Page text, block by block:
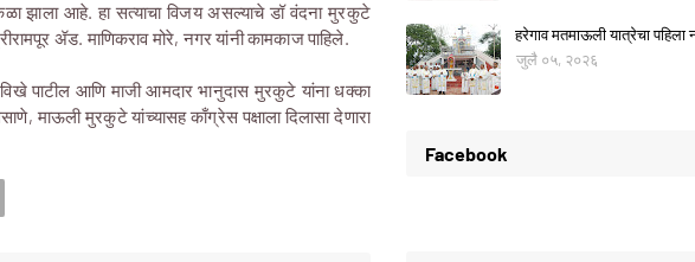
झाला आहे. हा सत्याचा विजय असल्याचे डॉ वंदना मुरकुटे
ॲड. माणिकराव मोरे, नगर यांनी कामकाज पाहिले.
विखे पाटील आणि माजी आमदार भानुदास मुरकुटे यांना धक्का
माऊली मुरकुटे यांच्यासह काँग्रेस पक्षाला दिलासा देणारा
हरेगाव मतमाऊली यात्रेचा पहिला
जुलै ०५, २०२६
Facebook